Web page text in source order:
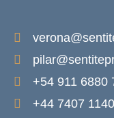
+54 911 6880
+44 7407